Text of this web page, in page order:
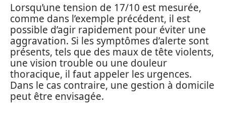
Lorsqu’une tension de 17/10 est mesurée,
comme dans l’exemple précédent, il est
possible d’agir rapidement pour éviter une
aggravation. Si les symptômes d’alerte sont
présents, tels que des maux de tête violents,
une vision trouble ou une douleur
thoracique, il faut appeler les urgences.
Dans le cas contraire, une gestion à domicile
peut être envisagée.